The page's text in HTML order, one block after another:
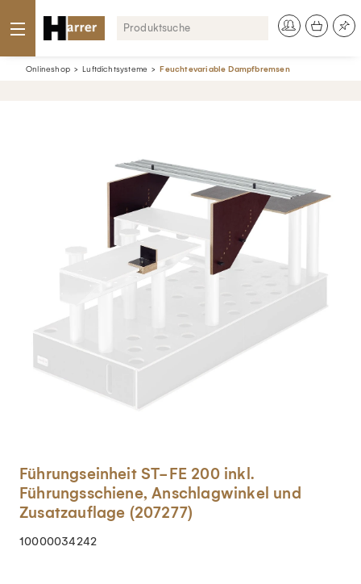
Onlineshop Luftdichtsysteme Feuchtevariable Dampfbremsen
Führungseinheit ST-FE 200 inkl.
Führungsschiene, Anschlagwinkel und
Zusatzauflage (207277)
10000034242